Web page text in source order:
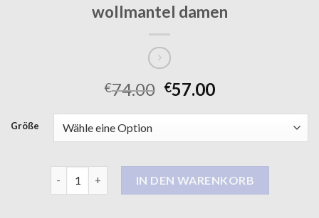
wollmantel damen
€74.00 €57.00
Größe
IN DEN WARENKORB